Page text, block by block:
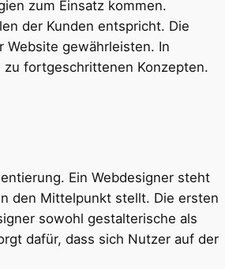
zum Einsatz kommen.
der Kunden entspricht. Die
Website gewährleisten. In
fortgeschrittenen Konzepten.
Ein Webdesigner steht
den Mittelpunkt stellt. Die ersten
sowohl gestalterische als
dafür, dass sich Nutzer auf der